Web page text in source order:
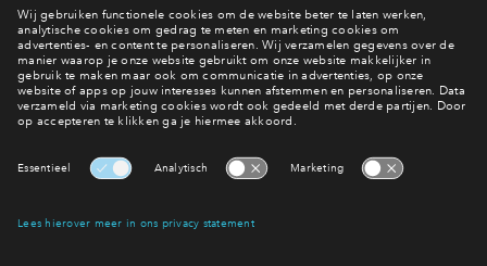
Filters